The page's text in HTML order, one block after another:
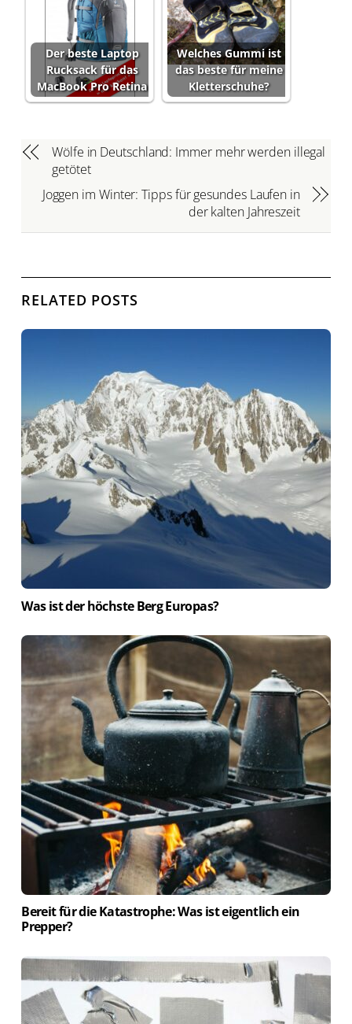
Der beste Laptop
Rucksack für das
MacBook Pro Retina
Welches Gummi ist
das beste für meine
Kletterschuhe?
Wölfe in Deutschland: Immer mehr werden illegal
getötet
Joggen im Winter: Tipps für gesundes Laufen in
der kalten Jahreszeit
RELATED POSTS
Was ist der höchste Berg Europas?
Bereit für die Katastrophe: Was ist eigentlich ein
Prepper?